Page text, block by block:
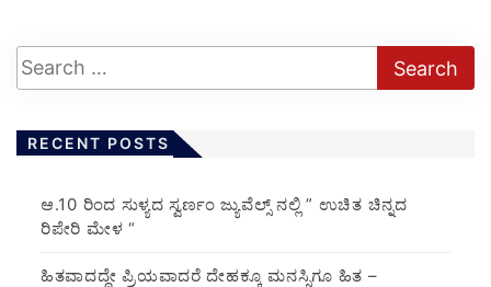
RECENT POSTS
ಆ.10 ರಿಂದ ಸುಳ್ಯದ ಸ್ವರ್ಣಂ ಜ್ಯುವೆಲ್ಸ್ ನಲ್ಲಿ ” ಉಚಿತ ಚಿನ್ನದ
ರಿಪೇರಿ ಮೇಳ “
ಹಿತವಾದದ್ದೇ ಪ್ರಿಯವಾದರೆ ದೇಹಕ್ಕೂ ಮನಸ್ಸಿಗೂ ಹಿತ –